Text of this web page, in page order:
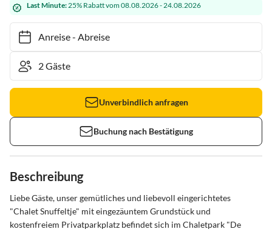
Last Minute:25% Rabatt vom 08.08.2026 - 24.08.2026
Anreise- Abreise
Unverbindlich anfragen
Buchung nach Bestätigung
Beschreibung
Liebe Gäste, unser gemütliches und liebevoll eingerichtetes
"Chalet Snuffeltje" mit eingezäuntem Grundstück und
kostenfreiem Privatparkplatz befindet sich im Chaletpark "De